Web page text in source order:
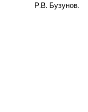
Р.В. Бузунов.